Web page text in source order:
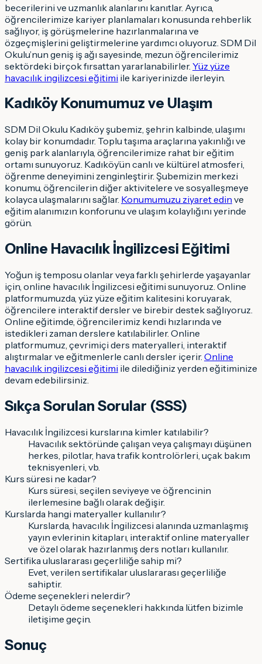
becerilerini ve uzmanlık alanlarını kanıtlar. Ayrıca,
öğrencilerimize kariyer planlamaları konusunda rehberlik
sağlıyor, iş görüşmelerine hazırlanmalarına ve
özgeçmişlerini geliştirmelerine yardımcı oluyoruz. SDM Dil
Okulu’nun geniş iş ağı sayesinde, mezun öğrencilerimiz
sektördeki birçok fırsattan yararlanabilirler. Yüz yüze
havacılık ingilizcesi eğitimi ile kariyerinizde ilerleyin.
Kadıköy Konumumuz ve Ulaşım
SDM Dil Okulu Kadıköy şubemiz, şehrin kalbinde, ulaşımı
kolay bir konumdadır. Toplu taşıma araçlarına yakınlığı ve
geniş park alanlarıyla, öğrencilerimize rahat bir eğitim
ortamı sunuyoruz. Kadıköy’ün canlı ve kültürel atmosferi,
öğrenme deneyimini zenginleştirir. Şubemizin merkezi
konumu, öğrencilerin diğer aktivitelere ve sosyalleşmeye
kolayca ulaşmalarını sağlar. Konumumuzu ziyaret edin ve
eğitim alanımızın konforunu ve ulaşım kolaylığını yerinde
görün.
Online Havacılık İngilizcesi Eğitimi
Yoğun iş temposu olanlar veya farklı şehirlerde yaşayanlar
için, online havacılık İngilizcesi eğitimi sunuyoruz. Online
platformumuzda, yüz yüze eğitim kalitesini koruyarak,
öğrencilere interaktif dersler ve birebir destek sağlıyoruz.
Online eğitimde, öğrencilerimiz kendi hızlarında ve
istedikleri zaman derslere katılabilirler. Online
platformumuz, çevrimiçi ders materyalleri, interaktif
alıştırmalar ve eğitmenlerle canlı dersler içerir. Online
havacılık ingilizcesi eğitimi ile dilediğiniz yerden eğitiminize
devam edebilirsiniz.
Sıkça Sorulan Sorular (SSS)
Havacılık İngilizcesi kurslarına kimler katılabilir?
Havacılık sektöründe çalışan veya çalışmayı düşünen
herkes, pilotlar, hava trafik kontrolörleri, uçak bakım
teknisyenleri, vb.
Kurs süresi ne kadar?
Kurs süresi, seçilen seviyeye ve öğrencinin
ilerlemesine bağlı olarak değişir.
Kurslarda hangi materyaller kullanılır?
Kurslarda, havacılık İngilizcesi alanında uzmanlaşmış
yayın evlerinin kitapları, interaktif online materyaller
ve özel olarak hazırlanmış ders notları kullanılır.
Sertifika uluslararası geçerliliğe sahip mi?
Evet, verilen sertifikalar uluslararası geçerliliğe
sahiptir.
Ödeme seçenekleri nelerdir?
Detaylı ödeme seçenekleri hakkında lütfen bizimle
iletişime geçin.
Sonuç